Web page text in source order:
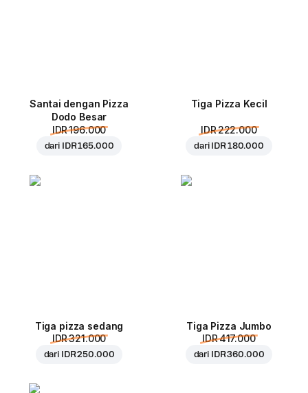
Santai dengan Pizza
Dodo Besar
IDR 196.000
dari IDR 165.000
Tiga Pizza Kecil
IDR 222.000
dari IDR 180.000
Tiga pizza sedang
IDR 321.000
dari IDR 250.000
Tiga Pizza Jumbo
IDR 417.000
dari IDR 360.000